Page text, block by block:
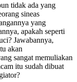
tidak ada yang
sineas
yang
apakah seperti
Jawabannya,
akan
sangat memuliakan
itu sudah dibuat